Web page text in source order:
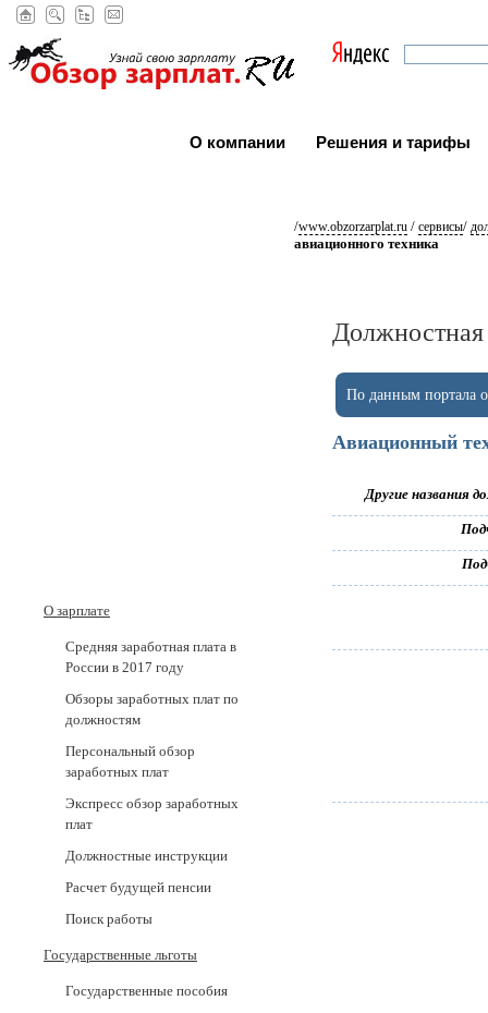
О компании Решения и тарифы
/www.obzorzarplat.ru / сервисы/
авиационного техника
О зарплате
Средняя заработная плата в
России в 2017 годy
Обзоры заработных плат по
должностям
Персональный обзор
заработных плат
Экспресс обзор заработных
плат
Должностные инструкции
Расчет будущей пенсии
Поиск работы
Государственные льготы
Государственные пособия
Должностная
По данным портала
Авиационный
Другие названия